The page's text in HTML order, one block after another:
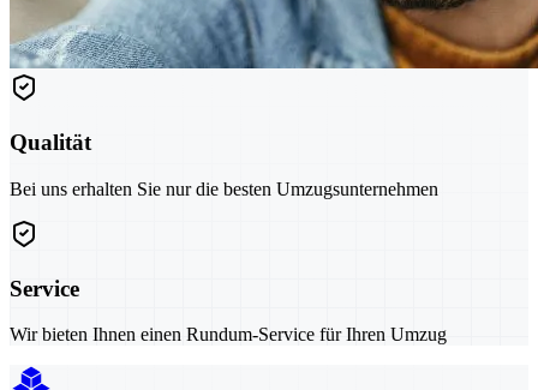
Qualität
Bei uns erhalten Sie nur die besten Umzugsunternehmen
Service
Wir bieten Ihnen einen Rundum-Service für Ihren Umzug